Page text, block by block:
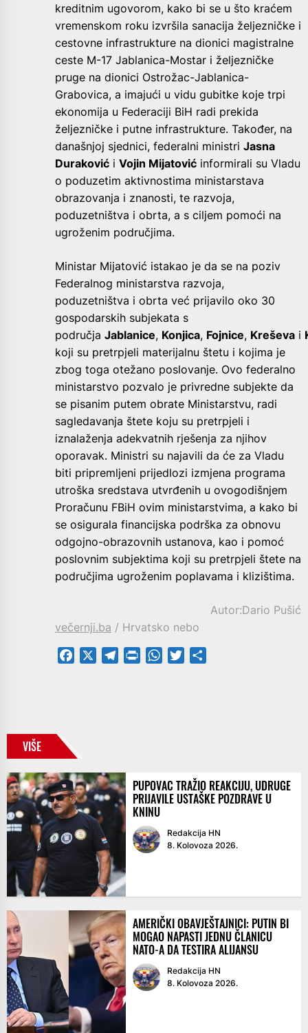
kreditnim ugovorom, kako bi se u što kraćem
vremenskom roku izvršila sanacija željezničke i
cestovne infrastrukture na dionici magistralne
ceste M-17 Jablanica-Mostar i željezničke
pruge na dionici Ostrožac-Jablanica-
Grabovica, a imajući u vidu gubitke koje trpi
ekonomija u Federaciji BiH radi prekida
željezničke i putne infrastrukture. Također, na
današnjoj sjednici, federalni ministri Jasna
Duraković i Vojin Mijatović informirali su Vladu
o poduzetim aktivnostima ministarstava
obrazovanja i znanosti, te razvoja,
poduzetništva i obrta, a s ciljem pomoći na
ugroženim područjima.
Ministar Mijatović istakao je da se na poziv
Federalnog ministarstva razvoja,
poduzetništva i obrta već prijavilo oko 30
gospodarskih subjekata s
područja Jablanice, Konjica, Fojnice, Kreševa i
koji su pretrpjeli materijalnu štetu i kojima je
zbog toga otežano poslovanje. Ovo federalno
ministarstvo pozvalo je privredne subjekte da
se pisanim putem obrate Ministarstvu, radi
sagledavanja štete koju su pretrpjeli i
iznalaženja adekvatnih rješenja za njihov
oporavak. Ministri su najavili da će za Vladu
biti pripremljeni prijedlozi izmjena programa
utroška sredstava utvrđenih u ovogodišnjem
Proračunu FBiH ovim ministarstvima, a kako bi
se osigurala financijska podrška za obnovu
odgojno-obrazovnih ustanova, kao i pomoć
poslovnim subjektima koji su pretrpjeli štete na
područjima ugroženim poplavama i klizištima.
Autor:Dario Pušić
večernji.ba / Hrvatsko nebo
Facebook TelegramPrintFriendly
WhatsApp
Twitter
VIŠE
PUPOVAC TRAŽIO REAKCIJU, UDRUGE
PRIJAVILE USTAŠKE POZDRAVE U
KNINU
Redakcija HN
8. Kolovoza 2026.
AMERIČKI OBAVJEŠTAJNICI: PUTIN BI
MOGAO NAPASTI JEDNU ČLANICU
NATO-A DA TESTIRA ALIJANSU
Redakcija HN
8. Kolovoza 2026.